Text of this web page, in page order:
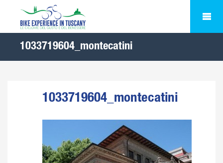
1033719604_montecatini
1033719604_montecatini